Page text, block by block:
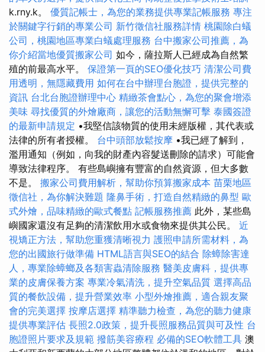
k.rny.k。 優質記帳士，為您的業務提供專業記帳服務 專注
於關鍵字行銷的專業公司 新竹徵信社服務詳情 桃園除白蟻
公司，桃園地區專業白蟻處理服務 台中搬家公司推薦，為
你介紹當地優質搬家公司 如今，薩拉斯人已經成為自然繁
殖的前最高水平。 保證第一頁的SEO優化技巧 清潔公司費
用透明，無隱藏費用 如何在台中辦理台胞證，提供完整的
資訊 台北台胞證辦理中心 精緻茶會點心，為您的聚會增添
美味 尋找優質的外燴廠商，讓您的活動無懈可擊 泰國簽證
的最新申請規定 •我堅信該物質的使用未經版權，其代表或
法律的所有者授權。 台中頭部放鬆按摩 •我已經了解到，
濫用通知（例如，向我的財產內容髮送刪除的請求）可能會
導致法律程序。 有些島嶼擁有豐富的自然資源，但大多數
不是。 搬家公司費用解析，幫助你預算搬家成本 苗栗地區
徵信社，為你解決難題 隆鼻手術，打造自然精緻的鼻型 歐
式外燴，品味精緻的歐式餐點 記帳服務推薦 此外，某些島
嶼國家還沒有足夠的清潔飲用水或食物來提供其公民。 近
視矯正方法，幫助您重獲清晰視力 護照申請所需材料，為
您的出國旅行做準備 HTML語言與SEO的結合 除蟑除害達
人，專業除蟑螂及各類害蟲清除服務 醫美皮膚科，提供專
業的皮膚保養方案 專業冷氣清洗，提升空氣品質 選擇高品
質的餐飲設備，提升營業效率 小型外燴推薦，適合親友聚
會的完美選擇 按摩店選擇 精準聽力檢查，為您的聽力健康
提供專業評估 長照2.0政策，提升長照服務品質與可及性 台
胞證照片要求及規範 撥筋美容療程 必備的SEO軟體工具 澳